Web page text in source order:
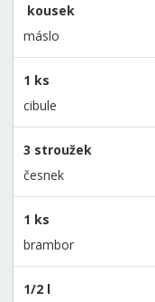
kousek
máslo
1 ks
cibule
3 stroužek
česnek
1 ks
brambor
1/2 l